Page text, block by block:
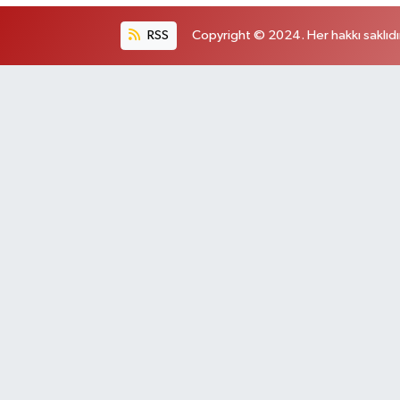
RSS Copyright © 2024. Her hakkı